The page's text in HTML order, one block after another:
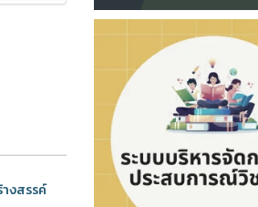
งสรรค์